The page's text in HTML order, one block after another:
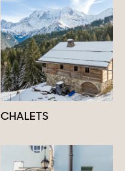
CHALETS